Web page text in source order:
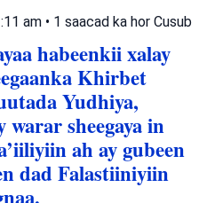
am • 1 saacad ka hor Cusub
habeenkii xalay
Khirbet
Yudhiya,
sheegaya in
ah ay gubeen
dad Falastiiniyiin